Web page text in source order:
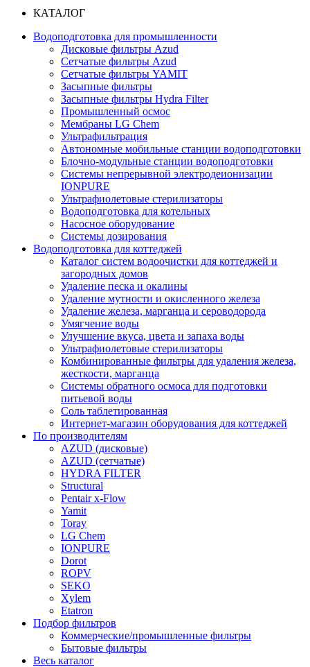
КАТАЛОГ
Водоподготовка для промышленности
Дисковые фильтры Azud
Сетчатые фильтры Azud
Сетчатые фильтры YAMIT
Засыпные фильтры
Засыпные фильтры Hydra Filter
Промышленный осмос
Мембраны LG Chem
Ультрафильтрация
Автономные мобильные станции водоподготовки
Блочно-модульные станции водоподготовки
Системы непрерывной электродеионизации
IONPURE
Ультрафиолетовые стерилизаторы
Водоподготовка для котельных
Насосное оборудование
Системы дозирования
Водоподготовка для коттеджей
Каталог систем водоочистки для коттеджей и
загородных домов
Удаление песка и окалины
Удаление мутности и окисленного железа
Удаление железа, марганца и сероводорода
Умягчение воды
Улучшение вкуса, цвета и запаха воды
Ультрафиолетовые стерилизаторы
Комбинированные фильтры для удаления железа,
жесткости, марганца
Системы обратного осмоса для подготовки
питьевой воды
Соль таблетированная
Интернет-магазин оборудования для коттеджей
По производителям
AZUD (дисковые)
AZUD (сетчатые)
HYDRA FILTER
Structural
Pentair x-Flow
Yamit
Toray
LG Chem
IONPURE
Dorot
ROPV
SEKO
Xylem
Etatron
Подбор фильтров
Коммерческие/промышленные фильтры
Бытовые фильтры
Весь каталог